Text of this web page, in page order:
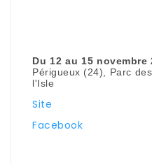
Du 12 au 15 novembre
Périgueux (24), Parc
l'Isle
Site
Facebook